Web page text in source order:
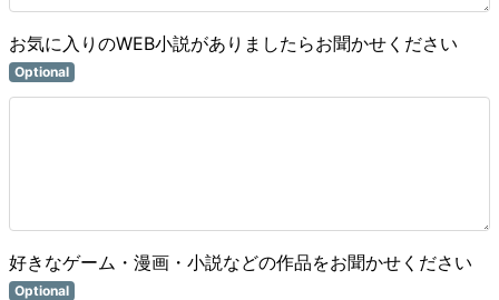
お気に入りのWEB小説がありましたらお聞かせください
Optional
好きなゲーム・漫画・小説などの作品をお聞かせください
Optional